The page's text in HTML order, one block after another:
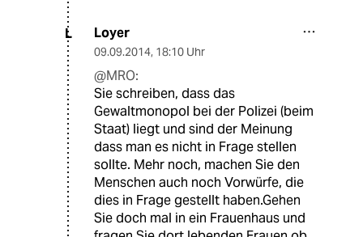
L Loyer
09.09.2014, 18:10 Uhr
@MRO:
Sie schreiben, dass das
Gewaltmonopol bei der Polizei (beim
Staat) liegt und sind der Meinung
dass man es nicht in Frage stellen
sollte. Mehr noch, machen Sie den
Menschen auch noch Vorwürfe, die
dies in Frage gestellt haben.Gehen
Sie doch mal in ein Frauenhaus und